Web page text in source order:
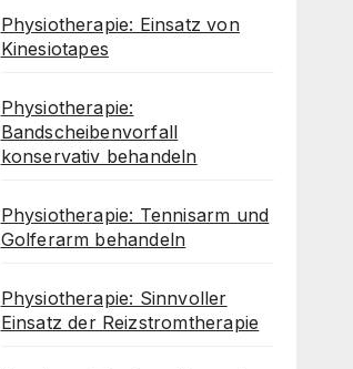
Physiotherapie: Einsatz von
Kinesiotapes
Physiotherapie:
Bandscheibenvorfall
konservativ behandeln
Physiotherapie: Tennisarm und
Golferarm behandeln
Physiotherapie: Sinnvoller
Einsatz der Reizstromtherapie